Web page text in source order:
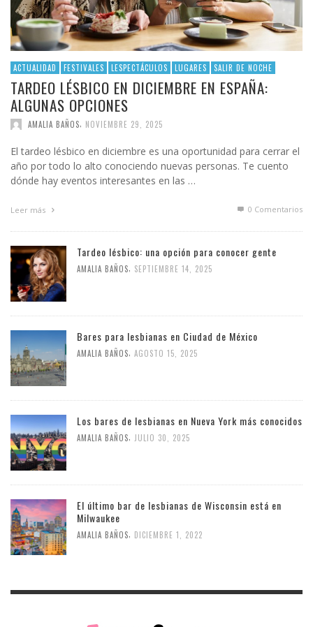
ACTUALIDAD FESTIVALES LESPECTÁCULOS LUGARES SALIR DE NOCHE
TARDEO LÉSBICO EN DICIEMBRE EN ESPAÑA:
ALGUNAS OPCIONES
AMALIA BAÑOS NOVIEMBRE 29, 2025
El tardeo lésbico en diciembre es una oportunidad para cerrar el
año por todo lo alto conociendo nuevas personas. Te cuento
dónde hay eventos interesantes en las …
Leer más 0 Comentarios
Tardeo lésbico: una opción para conocer gente
AMALIA BAÑOS SEPTIEMBRE 14, 2025
Bares para lesbianas en Ciudad de México
AMALIA BAÑOS AGOSTO 15, 2025
Los bares de lesbianas en Nueva York más conocidos
AMALIA BAÑOS JULIO 30, 2025
El último bar de lesbianas de Wisconsin está en
Milwaukee
AMALIA BAÑOS DICIEMBRE 1, 2022